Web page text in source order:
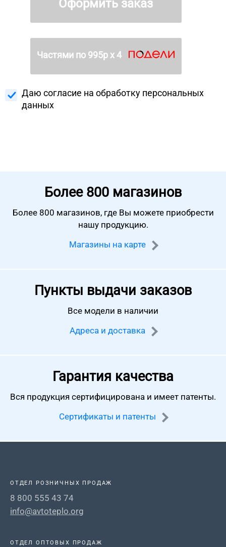
Оформить заказ
Частями по 995р х 4
Даю согласие на обработку персональных
данных
Более 800 магазинов
Более 800 магазинов, где Вы можете приобрести
нашу продукцию.
Магазины на карте
Пункты выдачи заказов
Все модели в наличии
Адреса и доставка
Гарантия качества
Вся продукция сертифицирована и имеет патенты.
Сертификаты и патенты
ОТДЕЛ РОЗНИЧНЫХ ПРОДАЖ
8 800 555 43 74
info@avtoteplo.org
ОТДЕЛ ОПТОВЫХ ПРОДАЖ